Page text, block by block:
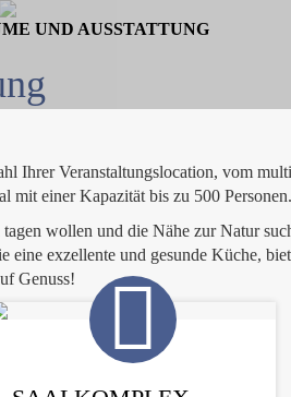
UND AUSSTATTUNG
Ihrer Veranstaltungslocation, vom
mit einer Kapazität bis zu 500 Personen.
wollen und die Nähe zur Natur
eine exzellente und gesunde Küche,
Genuss!